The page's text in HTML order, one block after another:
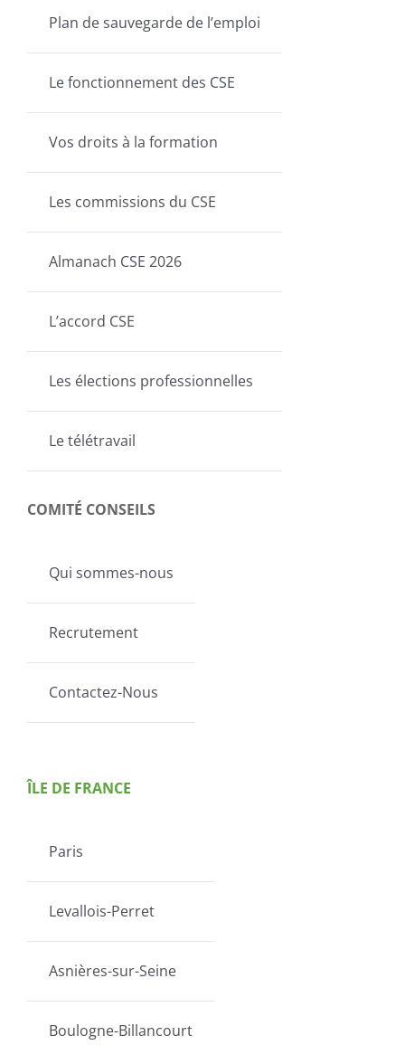
Plan de sauvegarde de l’emploi
Le fonctionnement des CSE
Vos droits à la formation
Les commissions du CSE
Almanach CSE 2026
L’accord CSE
Les élections professionnelles
Le télétravail
COMITÉ CONSEILS
Qui sommes-nous
Recrutement
Contactez-Nous
ÎLE DE FRANCE
Paris
Levallois-Perret
Asnières-sur-Seine
Boulogne-Billancourt